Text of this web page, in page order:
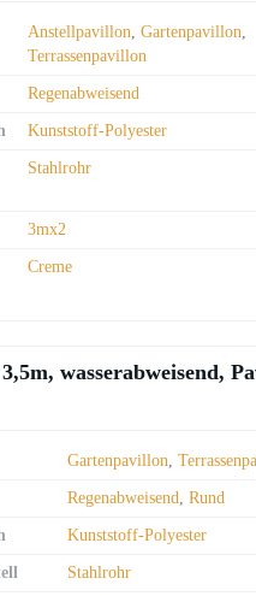
Anstellpavillon,Gartenpavillon,
Terrassenpavillon
Regenabweisend
Kunststoff-Polyester
Stahlrohr
3mx2
Creme
wasserabweisend,
Gartenpavillon,
Regenabweisend,Rund
Kunststoff-Polyester
Stahlrohr